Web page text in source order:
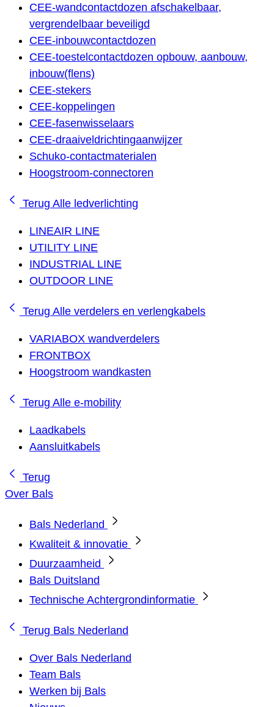
CEE-wandcontactdozen afschakelbaar,
vergrendelbaar beveiligd
CEE-inbouwcontactdozen
CEE-toestelcontactdozen opbouw, aanbouw,
inbouw(flens)
CEE-stekers
CEE-koppelingen
CEE-fasenwisselaars
CEE-draaiveldrichtingaanwijzer
Schuko-contactmaterialen
Hoogstroom-connectoren
Terug Alle ledverlichting
LINEAIR LINE
UTILITY LINE
INDUSTRIAL LINE
OUTDOOR LINE
Terug Alle verdelers en verlengkabels
VARIABOX wandverdelers
FRONTBOX
Hoogstroom wandkasten
Terug Alle e-mobility
Laadkabels
Aansluitkabels
Terug
Over Bals
Bals Nederland
Kwaliteit & innovatie
Duurzaamheid
Bals Duitsland
Technische Achtergrondinformatie
Terug Bals Nederland
Over Bals Nederland
Team Bals
Werken bij Bals